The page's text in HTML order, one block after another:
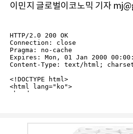
이민지 글로벌이코노믹 기자